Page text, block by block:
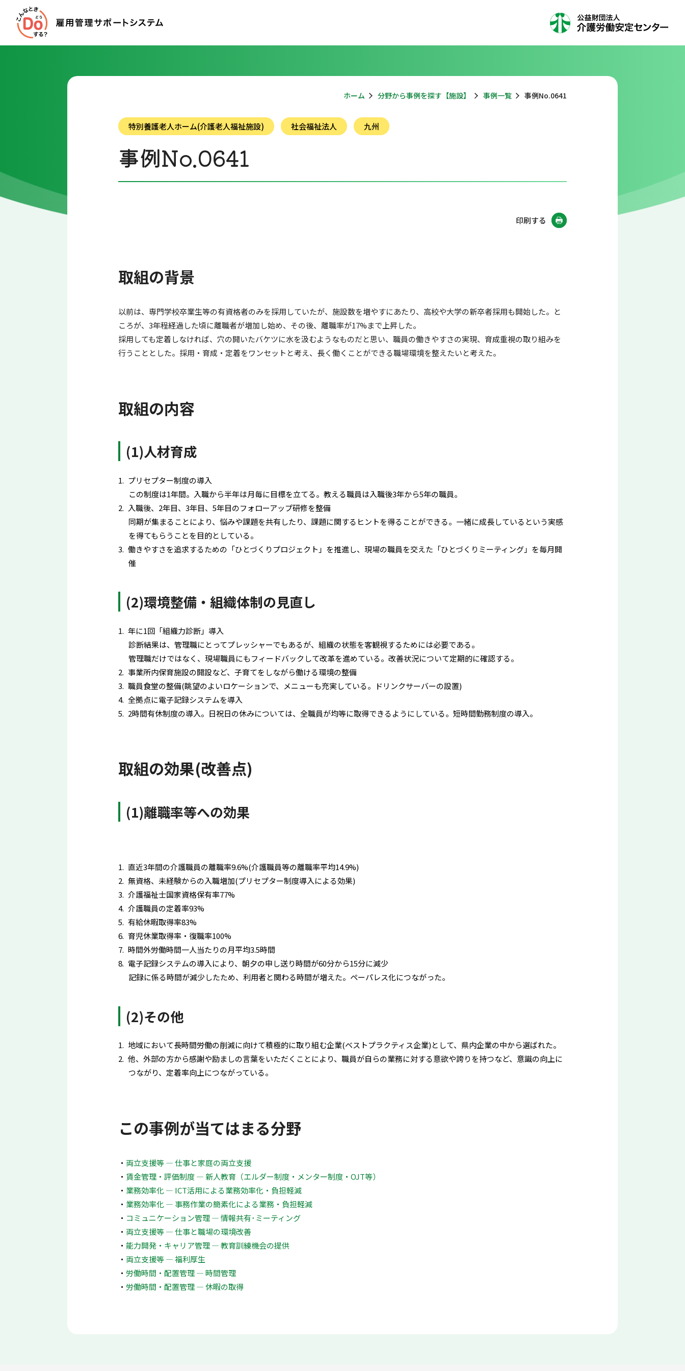
ホーム 分野から事例を探す【施設】 事例一覧 事例No.0641
特別養護老人ホーム(介護老人福祉施設) 社会福祉法人 九州
事例No.0641
印刷する
取組の背景
以前は、専門学校卒業生等の有資格者のみを採用していたが、施設数を増やすにあたり、高校や大学の新卒者採用も開始した。と
ころが、3年程経過した頃に離職者が増加し始め、その後、離職率が17%まで上昇した。
採用しても定着しなければ、穴の開いたバケツに水を汲むようなものだと思い、職員の働きやすさの実現、育成重視の取り組みを
行うこととした。採用・育成・定着をワンセットと考え、長く働くことができる職場環境を整えたいと考えた。
取組の内容
(1)人材育成
プリセプター制度の導入
この制度は1年間。入職から半年は月毎に目標を立てる。教える職員は入職後3年から5年の職員。
入職後、2年目、3年目、5年目のフォローアップ研修を整備
同期が集まることにより、悩みや課題を共有したり、課題に関するヒントを得ることができる。一緒に成長しているという実感
を得てもらうことを目的としている。
働きやすさを追求するための「ひとづくりプロジェクト」を推進し、現場の職員を交えた「ひとづくりミーティング」を毎月開
催
(2)環境整備・組織体制の見直し
年に1回「組織力診断」導入
診断結果は、管理職にとってプレッシャーでもあるが、組織の状態を客観視するためには必要である。
管理職だけではなく、現場職員にもフィードバックして改革を進めている。改善状況について定期的に確認する。
事業所内保育施設の開設など、子育てをしながら働ける環境の整備
職員食堂の整備(眺望のよいロケーションで、メニューも充実している。ドリンクサーバーの設置)
全拠点に電子記録システムを導入
2時間有休制度の導入。日祝日の休みについては、全職員が均等に取得できるようにしている。短時間勤務制度の導入。
取組の効果(改善点)
(1)離職率等への効果
直近3年間の介護職員の離職率9.6%(介護職員等の離職率平均14.9%)
無資格、未経験からの入職増加(プリセプター制度導入による効果)
介護福祉士国家資格保有率77%
介護職員の定着率93%
有給休暇取得率83%
育児休業取得率・復職率100%
時間外労働時間一人当たりの月平均3.5時間
電子記録システムの導入により、朝夕の申し送り時間が60分から15分に減少
記録に係る時間が減少したため、利用者と関わる時間が増えた。ペーパレス化につながった。
(2)その他
地域において長時間労働の削減に向けて積極的に取り組む企業(ベストプラクティス企業)として、県内企業の中から選ばれた。
他、外部の方から感謝や励ましの言葉をいただくことにより、職員が自らの業務に対する意欲や誇りを持つなど、意識の向上に
つながり、定着率向上につながっている。
この事例が当てはまる分野
両立支援等 ― 仕事と家庭の両立支援
賃金管理・評価制度 ― 新人教育（エルダー制度・メンター制度・OJT等）
業務効率化 ― ICT活用による業務効率化・負担軽減
業務効率化 ― 事務作業の簡素化による業務・負担軽減
コミュニケーション管理 ― 情報共有･ミーティング
両立支援等 ― 仕事と職場の環境改善
能力開発・キャリア管理 ― 教育訓練機会の提供
両立支援等 ― 福利厚生
労働時間・配置管理 ― 時間管理
労働時間・配置管理 ― 休暇の取得